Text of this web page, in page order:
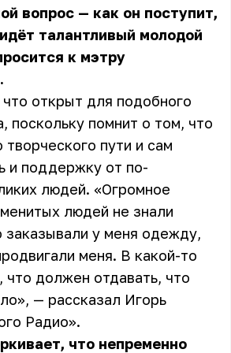
вопрос — как он поступит,
талантливый молодой
к мэтру
открыт для подобного
поскольку помнит о том, что
творческого пути и сам
и поддержку от по-
людей. «Огромное
людей не знали
заказывали у меня одежду,
меня. В какой-то
что должен отдавать, что
— рассказал Игорь
Радио».
что непременно